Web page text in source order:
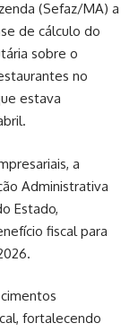
(Sefaz/MA) a
de cálculo do
sobre o
no
estava
a
Administrativa
Estado,
fiscal para
fortalecendo